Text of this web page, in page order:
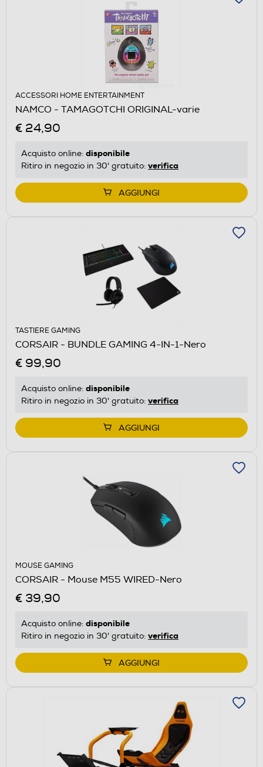
ACCESSORI HOME ENTERTAINMENT
NAMCO - TAMAGOTCHI ORIGINAL-varie
€ 24,90
Acquisto online: disponibile
Ritiro in negozio in 30' gratuito: verifica
AGGIUNGI
TASTIERE GAMING
CORSAIR - BUNDLE GAMING 4-IN-1-Nero
€ 99,90
Acquisto online: disponibile
Ritiro in negozio in 30' gratuito: verifica
AGGIUNGI
MOUSE GAMING
CORSAIR - Mouse M55 WIRED-Nero
€ 39,90
Acquisto online: disponibile
Ritiro in negozio in 30' gratuito: verifica
AGGIUNGI